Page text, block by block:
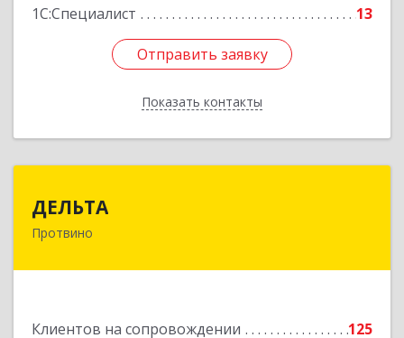
1С:Специалист
13
Отправить заявку
Показать контакты
Отправить заявку
Назад
ДЕЛЬТА
Протвино
Клиентов на сопровождении 125